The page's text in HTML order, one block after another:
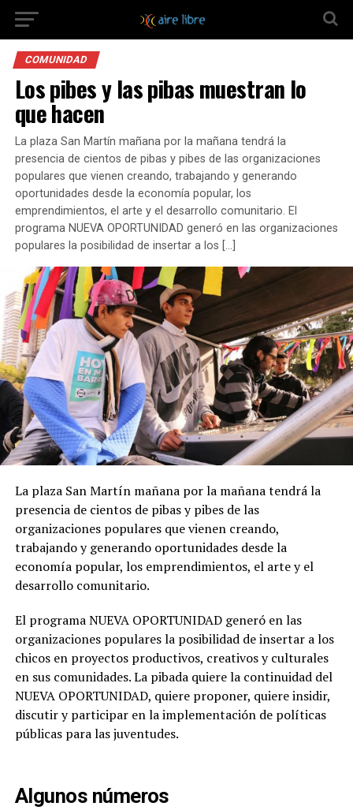
COMUNIDAD
Los pibes y las pibas muestran lo
que hacen
La plaza San Martín mañana por la mañana tendrá la
presencia de cientos de pibas y pibes de las organizaciones
populares que vienen creando, trabajando y generando
oportunidades desde la economía popular, los
emprendimientos, el arte y el desarrollo comunitario. El
programa NUEVA OPORTUNIDAD generó en las organizaciones
populares la posibilidad de insertar a los […]
La plaza San Martín mañana por la mañana tendrá la
presencia de cientos de pibas y pibes de las
organizaciones populares que vienen creando,
trabajando y generando oportunidades desde la
economía popular, los emprendimientos, el arte y el
desarrollo comunitario.
El programa NUEVA OPORTUNIDAD generó en las
organizaciones populares la posibilidad de insertar a los
chicos en proyectos productivos, creativos y culturales
en sus comunidades. La pibada quiere la continuidad del
NUEVA OPORTUNIDAD, quiere proponer, quiere insidir,
discutir y participar en la implementación de políticas
públicas para las juventudes.
Algunos números